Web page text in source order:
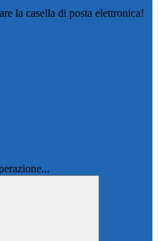
la casella di posta elettronica!